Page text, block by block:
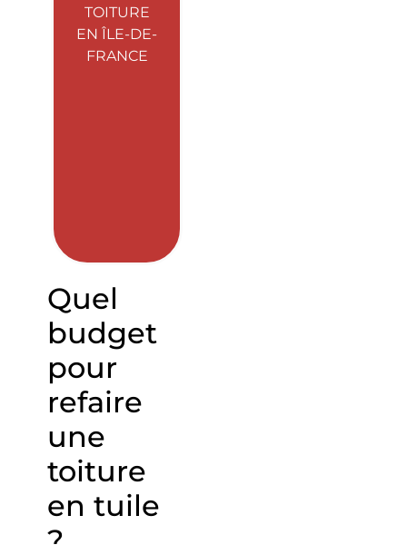
TOITURE
EN ÎLE-DE-
FRANCE
Quel
budget
pour
refaire
une
toiture
en tuile